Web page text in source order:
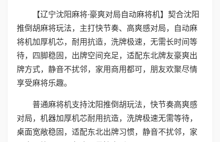
【辽宁沈阳麻将·豪爽对局自动麻将机】契合沈阳
推倒胡麻将玩法，主打快节奏、高爽感对局，自动麻
将机加厚机芯，耐用抗造，洗牌极速，无需长时间等
待，四脚稳固，出牌空间充足，适配东北牌友豪爽出
牌方式，静音不扰邻，家用商用都可，朋友欢聚尽情
享受麻将乐趣。
普通麻将机支持沈阳推倒胡玩法，快节奏高爽感
对局，机器加厚机芯耐用抗造，洗牌极速无需等待，
桌面宽敞稳固，适配东北出牌习惯，静音不扰邻，家